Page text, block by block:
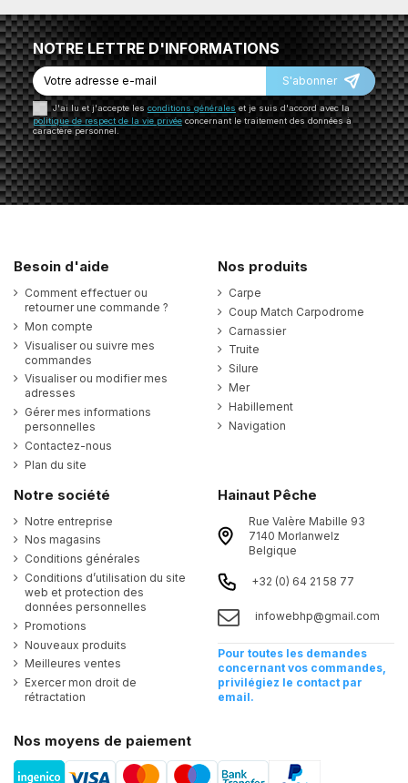
NOTRE LETTRE D'INFORMATIONS
S'abonner
J'ai lu et j'accepte les conditions générales et je suis d'accord avec la
politique de respect de la vie privéeconcernant le traitement des données à
caractère personnel.
Besoin d'aide
Comment effectuer ou
retourner une commande ?
Mon compte
Visualiser ou suivre mes
commandes
Visualiser ou modifier mes
adresses
Gérer mes informations
personnelles
Contactez-nous
Plan du site
Nos produits
Carpe
Coup Match Carpodrome
Carnassier
Truite
Silure
Mer
Habillement
Navigation
Notre société
Notre entreprise
Nos magasins
Conditions générales
Conditions d’utilisation du site
web et protection des
données personnelles
Promotions
Nouveaux produits
Meilleures ventes
Exercer mon droit de
rétractation
Hainaut Pêche
Rue Valère Mabille 93
7140 Morlanwelz
Belgique
+32 (0) 64 21 58 77
infowebhp@gmail.com
Pour toutes les demandes
concernant vos commandes,
privilégiez le contact par
email.
Nos moyens de paiement